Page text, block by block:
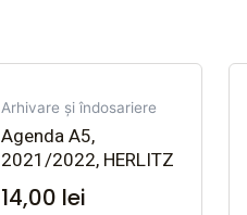
Arhivare și îndosariere
Agenda A5,
2021/2022, HERLITZ
14,00 lei